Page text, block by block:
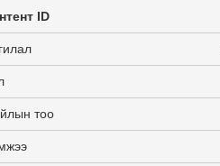
ID
тоо